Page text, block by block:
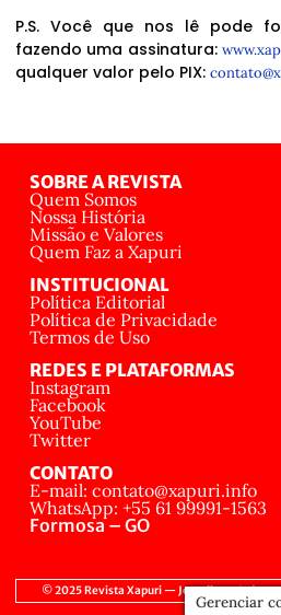
P.S. Você que nos lê pode
fazendo uma assinatura:
qualquer valor pelo PIX:
SOBRE A REVISTA
Quem Somos
Nossa História
Missão e Valores
Quem Faz a Xapuri
INSTITUCIONAL
Política Editorial
Política de Privacidade
Termos de Uso
REDES E PLATAFORMAS
Instagram
Facebook
YouTube
Twitter
CONTATO
E-mail: contato@xapuri.info
WhatsApp: +55 61 99991-1563
Formosa – GO
© 2025 Revista Xapuri — Jornalismo
Gerenciar